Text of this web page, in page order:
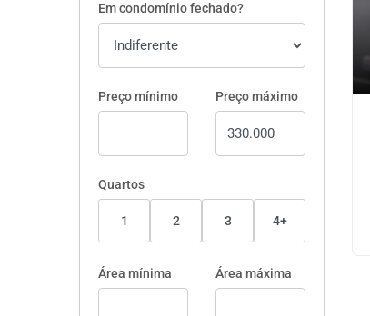
Em condomínio fechado?
Preço mínimo Preço máximo
Quartos
1 2 3 4+
Área mínima Área máxima